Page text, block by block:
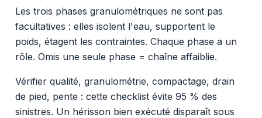
Les trois phases granulométriques ne sont pas
facultatives : elles isolent l'eau, supportent le
poids, étagent les contraintes. Chaque phase a un
rôle. Omis une seule phase = chaîne affaiblie.
Vérifier qualité, granulométrie, compactage, drain
de pied, pente : cette checklist évite 95 % des
sinistres. Un hérisson bien exécuté disparaît sous